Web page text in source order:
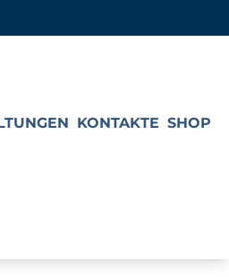
KONTAKTE SHOP